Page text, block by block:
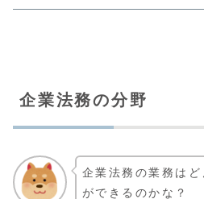
企業法務の分野
企業法務の業務は
ができるのかな？